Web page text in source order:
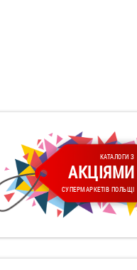
КАТАЛОГИ З
АКЦІЯМИ
СУПЕРМАРКЕТІВ ПОЛЬЩІ